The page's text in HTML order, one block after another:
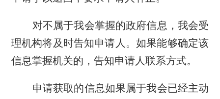
对不属于我会掌握的政府信息，我会受
理机构将及时告知申请人。如果能够确定该
信息掌握机关的，告知申请人联系方式。
申请获取的信息如果属于我会已经主动